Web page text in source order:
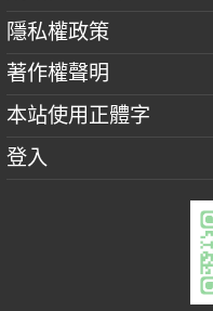
隱私權政策
著作權聲明
本站使用正體字
登入